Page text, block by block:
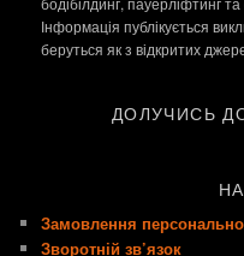
Інформація публікується
беруться як з відкритих
ДОЛУЧИСЬ
Замовлення
Зворотній зв’язок